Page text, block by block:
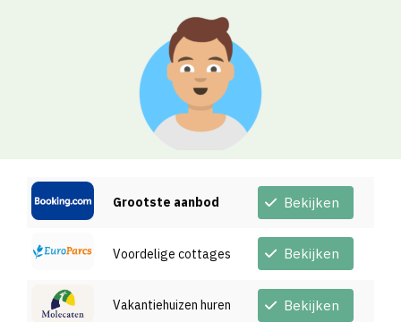
Grootste aanbod Bekijken
Voordelige cottages Bekijken
Vakantiehuizen huren Bekijken